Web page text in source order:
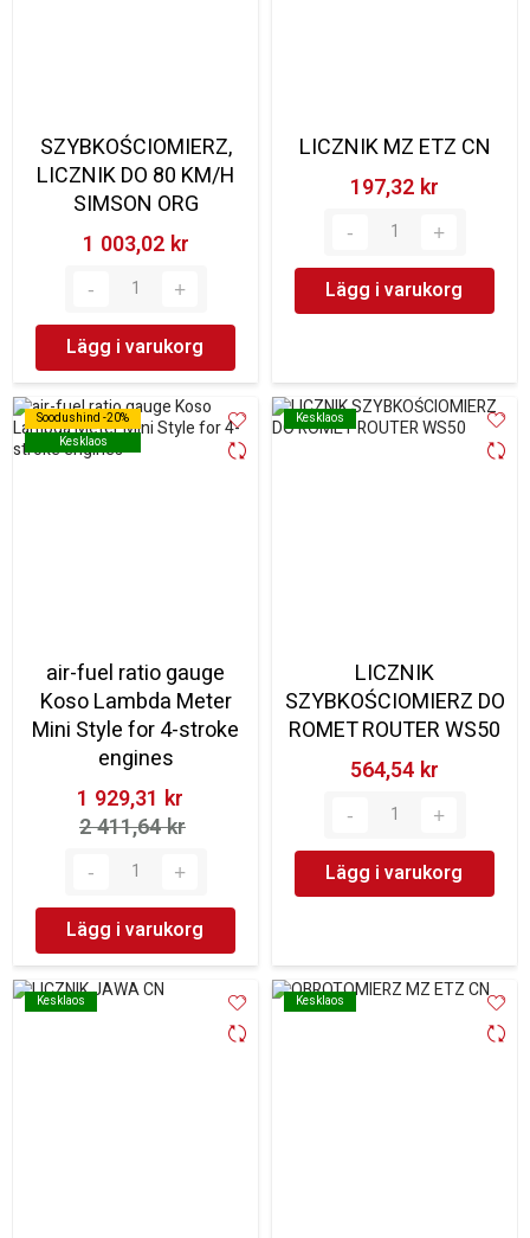
SZYBKOŚCIOMIERZ,
LICZNIK DO 80 KM/H
SIMSON ORG
1 003,02 kr‎
Lägg i varukorg
LICZNIK MZ ETZ CN
197,32 kr‎
Lägg i varukorg
Soodushind -20%
Kesklaos
Soodushind -20%
Kesklaos
air-fuel ratio gauge
Koso Lambda Meter
Mini Style for 4-stroke
engines
1 929,31 kr‎
2 411,64 kr‎
Lägg i varukorg
Kesklaos
Kesklaos
LICZNIK
SZYBKOŚCIOMIERZ DO
ROMET ROUTER WS50
564,54 kr‎
Lägg i varukorg
Kesklaos
Kesklaos Kesklaos
Kesklaos